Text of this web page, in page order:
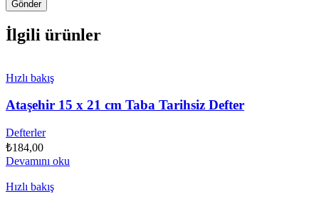
İlgili ürünler
Hızlı bakış
Ataşehir 15 x 21 cm Taba Tarihsiz Defter
Defterler
₺184,00
Devamını oku
Hızlı bakış